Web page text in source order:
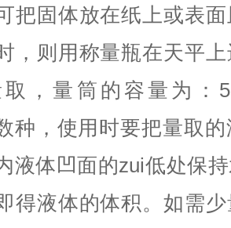
把固体放在纸上或表
，则用称量瓶在天平
，量筒的容量为：
种，使用时要把量取
液体凹面的zui低处保
得液体的体积。如需